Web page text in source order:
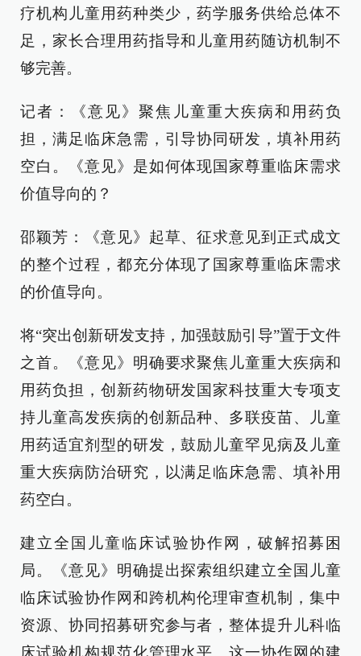
疗机构儿童用药种类少，药学服务供给总体不
足，家长合理用药指导和儿童用药随访机制不
够完善。
记者：《意见》聚焦儿童重大疾病和用药负
担，满足临床急需，引导协同研发，填补用药
空白。《意见》是如何体现国家尊重临床需求
价值导向的？
邵颖芳：《意见》起草、征求意见到正式成文
的整个过程，都充分体现了国家尊重临床需求
的价值导向。
将“突出创新研发支持，加强鼓励引导”置于文件
之首。《意见》明确要求聚焦儿童重大疾病和
用药负担，创新药物研发国家科技重大专项支
持儿童高发疾病的创新品种、多联疫苗、儿童
用药适宜剂型的研发，鼓励儿童罕见病及儿童
重大疾病防治研究，以满足临床急需、填补用
药空白。
建立全国儿童临床试验协作网，破解招募困
局。《意见》明确提出探索组织建立全国儿童
临床试验协作网和跨机构伦理审查机制，集中
资源、协同招募研究参与者，整体提升儿科临